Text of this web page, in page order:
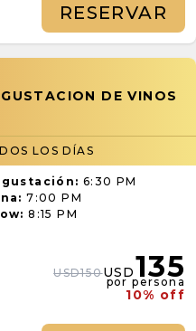
RESERVAR
DE VINOS
LOS DÍAS
6:30 PM
7:00 PM
8:15 PM
USD150USD135
por persona
10% off